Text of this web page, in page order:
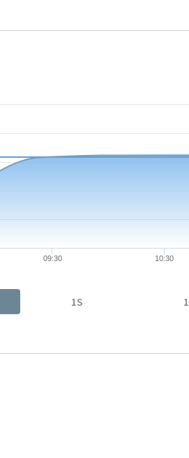
displaying values. Data ranges from
09:30 10:30
1S